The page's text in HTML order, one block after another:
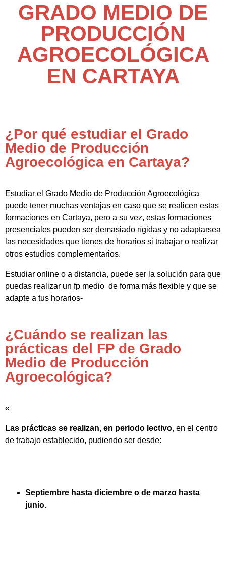
GRADO MEDIO DE
PRODUCCIÓN
AGROECOLÓGICA
EN CARTAYA
¿Por qué estudiar el Grado
Medio de Producción
Agroecológica en Cartaya?
Estudiar el Grado Medio de Producción Agroecológica
puede tener muchas ventajas en caso que se realicen estas
formaciones en Cartaya, pero a su vez, estas formaciones
presenciales pueden ser demasiado rígidas y no adaptarsea
las necesidades que tienes de horarios si trabajar o realizar
otros estudios complementarios.
Estudiar online o a distancia, puede ser la solución para que
puedas realizar un fp medio de forma más flexible y que se
adapte a tus horarios-
¿Cuándo se realizan las
prácticas del FP de Grado
Medio de Producción
Agroecológica?
«
Las prácticas se realizan, en periodo lectivo, en el centro
de trabajo establecido, pudiendo ser desde:
Septiembre hasta diciembre o de marzo hasta
junio.